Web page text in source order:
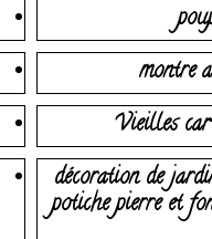
montre
Vieilles
décoration de
potiche pierre et